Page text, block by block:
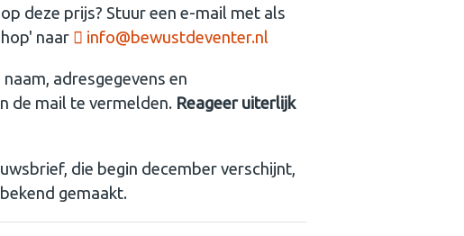
deze prijs? Stuur een e-mail met als
naar
info@bewustdeventer.nl
adresgegevens en
de mail te vermelden. Reageer uiterlijk
die begin december verschijnt,
gemaakt.